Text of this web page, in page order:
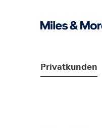
Logo
Privatkunden